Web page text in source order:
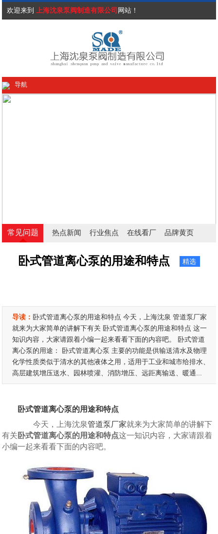
欢迎来到 上海沈泉泵阀制造有限公司 网站！
导航
常见问题 热点新闻 行业焦点 在线看厂 品牌黄页
卧式管道离心泵的用途和特点 精选
导读： 卧式管道离心泵的用途和特点 今天，上海沈泉 管道泵厂家
就来为大家简单的讲解下有关 卧式管道离心泵的用途和特点 这一
知识内容，大家请跟着小编一起来看看下面的内容吧。 卧式管道
离心泵的用途： 卧式管道离心泵 主要的功能是供输送清水及物理
化学性质类似于清水的其他液体之用，适用于工业和城市给排水、
高层建筑增压送水、园林喷灌、消防增压、远距离输送、暖通...
卧式管道离心泵的用途和特点
今天，上海沈泉管道泵厂家就来为大家简单的讲解下
有关 卧式管道离心泵的用途和特点这一知识内容，大家请跟着
小编一起来看看下面的内容吧。